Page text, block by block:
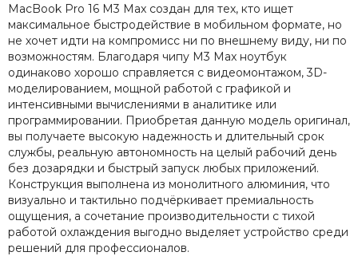
MacBook Pro 16 M3 Max создан для тех, кто ищет
максимальное быстродействие в мобильном формате, но
не хочет идти на компромисс ни по внешнему виду, ни по
возможностям. Благодаря чипу M3 Max ноутбук
одинаково хорошо справляется с видеомонтажом, 3D-
моделированием, мощной работой с графикой и
интенсивными вычислениями в аналитике или
программировании. Приобретая данную модель оригинал,
вы получаете высокую надежность и длительный срок
службы, реальную автономность на целый рабочий день
без дозарядки и быстрый запуск любых приложений.
Конструкция выполнена из монолитного алюминия, что
визуально и тактильно подчёркивает премиальность
ощущения, а сочетание производительности с тихой
работой охлаждения выгодно выделяет устройство среди
решений для профессионалов.